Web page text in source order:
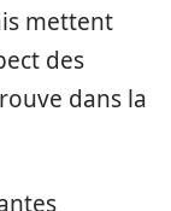
mettent
des
dans la